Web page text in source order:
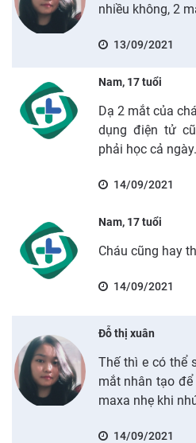
nhiều không, 2
13/09/2021
Nam, 17 tuổi
Dạ 2 mắt của
dụng điện tử
phải học cả ngày.
14/09/2021
Nam, 17 tuổi
Cháu cũng hay
14/09/2021
Đỗ thị xuân
Thế thì e có thể
mắt nhân tạo
maxa nhẹ khi
14/09/2021